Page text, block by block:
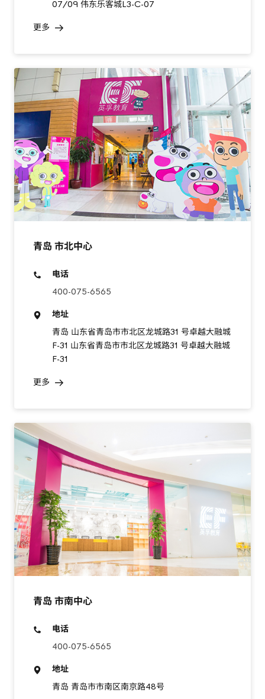
07/09 伟东乐客城L3-C-07
更多
青岛 市北中心
电话
400-075-6565
地址
青岛 山东省青岛市市北区龙城路31 号卓越大融城
F-31 山东省青岛市市北区龙城路31 号卓越大融城
F-31
更多
青岛 市南中心
电话
400-075-6565
地址
青岛 青岛市市南区南京路48号